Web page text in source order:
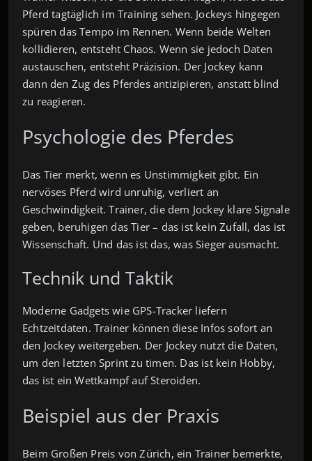
Pferd tagtäglich im Training sehen. Jockeys hingegen
spüren das Tempo im Rennen. Wenn beide Welten
kollidieren, entsteht Chaos. Wenn sie jedoch Daten
austauschen, entsteht Präzision. Der Jockey kann
dann den Zug des Pferdes antizipieren, anstatt blind
zu reagieren.
Psychologie des Pferdes
Das Tier merkt, wenn es Unstimmigkeit gibt. Ein
nervöses Pferd wird unruhig, verliert an
Geschwindigkeit. Trainer, die dem Jockey klare Signale
geben, beruhigen das Tier – das ist kein Zufall, das ist
Wissenschaft. Und das ist das, was Sieger ausmacht.
Technik und Taktik
Moderne Gadgets wie GPS-Tracker liefern
Echtzeitdaten. Trainer können diese Infos sofort an
den Jockey weitergeben. Der Jockey nutzt die Daten,
um den letzten Sprint zu timen. Das ist kein Hobby,
das ist ein Wettkampf auf Steroiden.
Beispiel aus der Praxis
Beim Großen Preis von Zürich, ein Trainer bemerkte,